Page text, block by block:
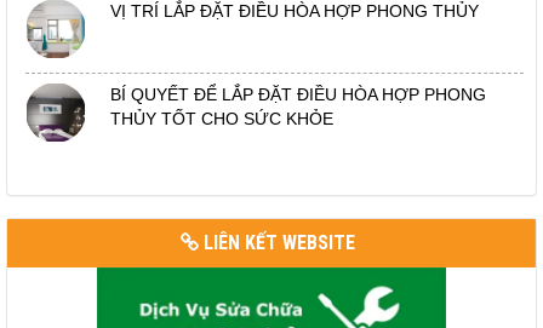
VỊ TRÍ LẮP ĐẶT ĐIỀU HÒA HỢP PHONG THỦY
BÍ QUYẾT ĐỂ LẮP ĐẶT ĐIỀU HÒA HỢP PHONG
THỦY TỐT CHO SỨC KHỎE
LIÊN KẾT WEBSITE